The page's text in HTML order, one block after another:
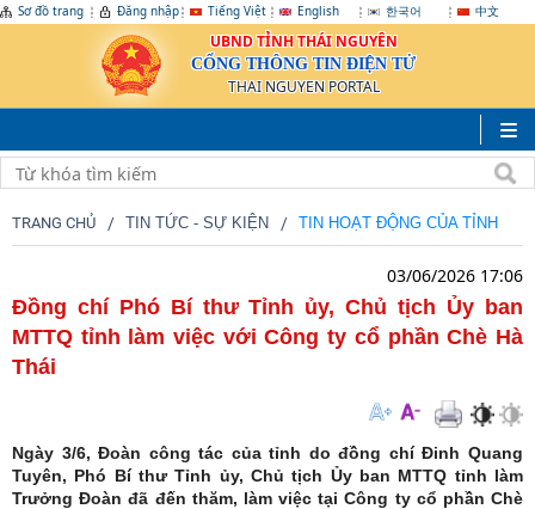
Sơ đồ trang Đăng nhập Tiếng Việt English 한국어 中文
UBND TỈNH THÁI NGUYÊN
CỔNG THÔNG TIN ĐIỆN TỬ
THAI NGUYEN PORTAL
TRANG CHỦ TIN TỨC - SỰ KIỆN TIN HOẠT ĐỘNG CỦA TỈNH
03/06/2026 17:06
Đồng chí Phó Bí thư Tỉnh ủy, Chủ tịch Ủy ban
MTTQ tỉnh làm việc với Công ty cổ phần Chè Hà
Thái
Ngày 3/6, Đoàn công tác của tỉnh do đồng chí Đinh Quang
Tuyên, Phó Bí thư Tỉnh ủy, Chủ tịch Ủy ban MTTQ tỉnh làm
Trưởng Đoàn đã đến thăm, làm việc tại Công ty cổ phần Chè